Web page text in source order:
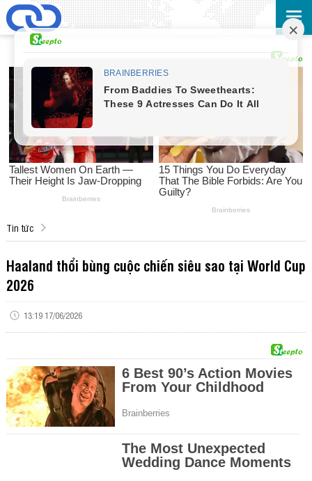
Tin tức
Haaland thổi bùng cuộc chiến siêu sao tại World Cup
2026
13:19 17/06/2026